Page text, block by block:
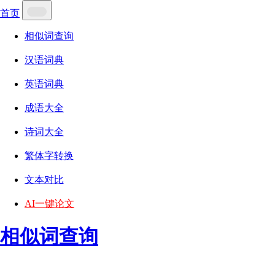
首页
相似词查询
汉语词典
英语词典
成语大全
诗词大全
繁体字转换
文本对比
AI一键论文
相似词查询